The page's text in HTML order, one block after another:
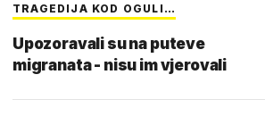
TRAGEDIJA KOD OGULI…
Upozoravali su na puteve
migranata - nisu im vjerovali